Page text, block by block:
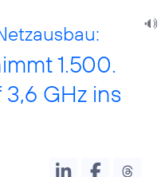
1.500.
GHz ins